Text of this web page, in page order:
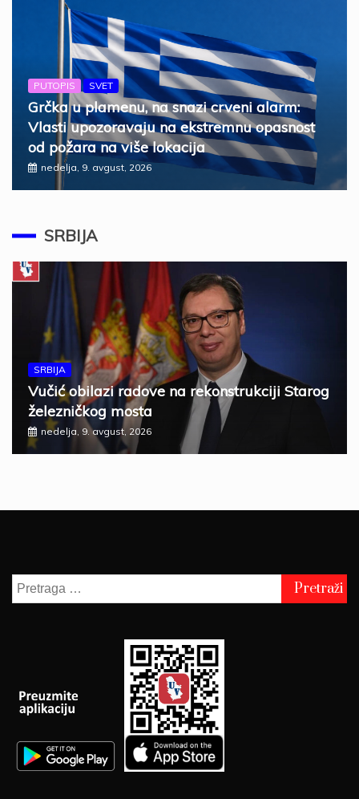
PUTOPIS SVET
Grčka u plamenu, na snazi crveni alarm:
Vlasti upozoravaju na ekstremnu opasnost
od požara na više lokacija
nedelja, 9. avgust, 2026
SRBIJA
SRBIJA
Vučić obilazi radove na rekonstrukciji Starog
železničkog mosta
nedelja, 9. avgust, 2026
Pretraga
za: